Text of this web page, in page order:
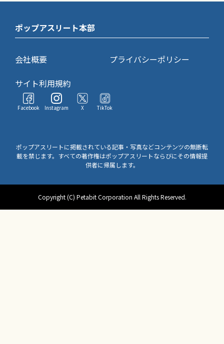
ポップアスリート本部
会社概要
プライバシーポリシー
サイト利用規約
Facebook Instagram X TikTok
ポップアスリートに掲載されている記事・写真などコンテンツの無断転
載を禁じます。すべての著作権はポップアスリートならびにその情報提
供者に帰属します。
Copyright (C) Petabit Corporation All Rights Reserved.